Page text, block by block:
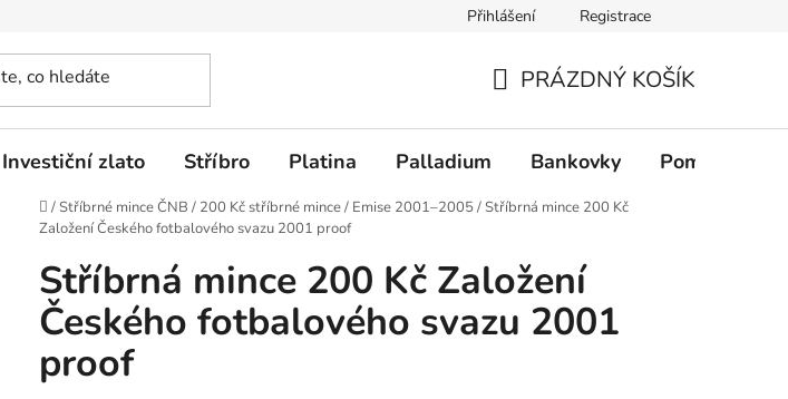
Přihlášení Registrace
PRÁZDNÝ KOŠÍK
Investiční zlato Stříbro Platina Palladium Bankovky Pomůcky
Domů
/Stříbrné mince ČNB / 200 Kč stříbrné mince/ Emise 2001–2005/Stříbrná mince 200 Kč
Založení Českého fotbalového svazu 2001 proof
Stříbrná mince 200 Kč Založení
Českého fotbalového svazu 2001
proof